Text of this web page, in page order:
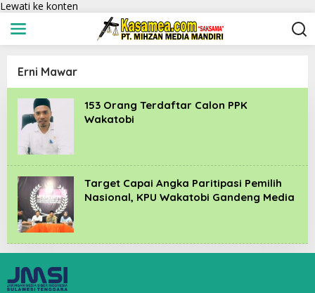
Lewati ke konten
Erni Mawar
153 Orang Terdaftar Calon PPK
Wakatobi
Target Capai Angka Paritipasi Pemilih
Nasional, KPU Wakatobi Gandeng Media